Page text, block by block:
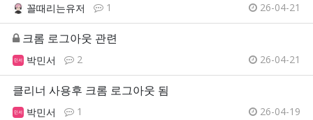
꼴때리는유저 1 26-04-21
크롬 로그아웃 관련
박민서 2 26-04-21
클리너 사용후 크롬 로그아웃 됨
박민서 1 26-04-19